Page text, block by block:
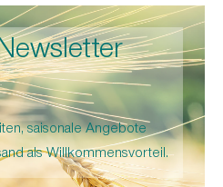
saisonale Angebote
als Willkommensvorteil.